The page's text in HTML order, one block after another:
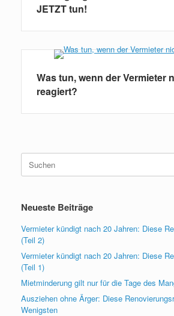
JETZT tun!
Was tun, wenn der Vermieter
reagiert?
Suchen
nach:
Neueste Beiträge
Vermieter kündigt nach 20 Jahren: Diese
(Teil 2)
Vermieter kündigt nach 20 Jahren: Diese
(Teil 1)
Mietminderung gilt nur für die Tage des
Ausziehen ohne Ärger: Diese
Wenigsten